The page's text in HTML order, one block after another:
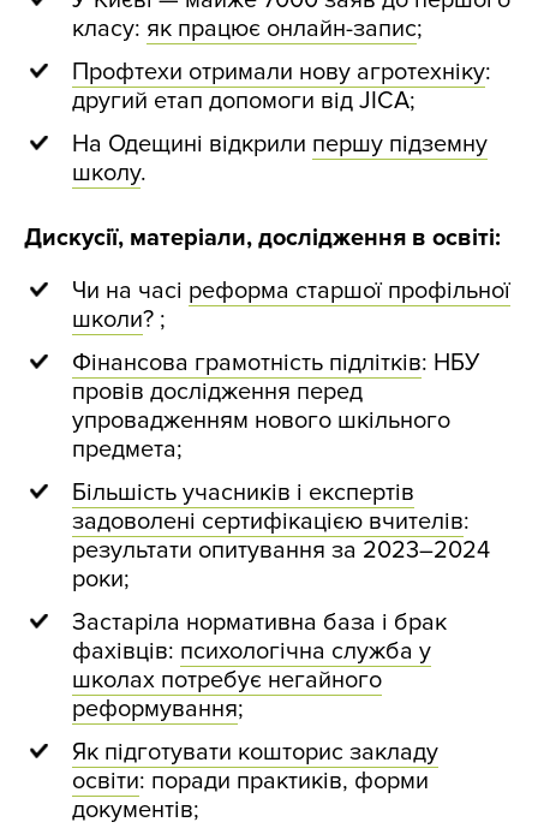
класу: як працює онлайн-запис;
Профтехи отримали нову агротехніку:
другий етап допомоги від JICA;
На Одещині відкрили першу підземну
школу.
Дискусії, матеріали, дослідження в освіті:
Чи на часі реформа старшої профільної
школи? ;
Фінансова грамотність підлітків: НБУ
провів дослідження перед
упровадженням нового шкільного
предмета;
Більшість учасників і експертів
задоволені сертифікацією вчителів:
результати опитування за 2023–2024
роки;
Застаріла нормативна база і брак
фахівців: психологічна служба у
школах потребує негайного
реформування;
Як підготувати кошторис закладу
освіти: поради практиків, форми
документів;